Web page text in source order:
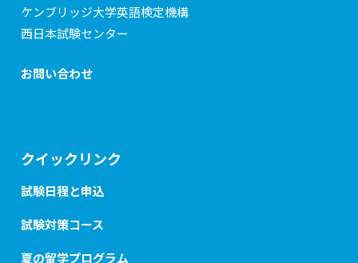
ケンブリッジ大学英語検定機構
西日本試験センター
お問い合わせ
クイックリンク
試験日程と申込
試験対策コース
夏の留学プログラム